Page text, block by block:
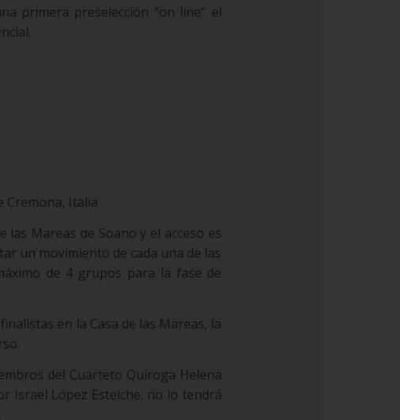
primera preselección “on line” el
Cremona, Italia
Mareas de Soano y el acceso es
un movimiento de cada una de las
de 4 grupos para la fase de
en la Casa de las Mareas, la
del Cuarteto Quiroga Helena
Israel López Estelche, no lo tendrá